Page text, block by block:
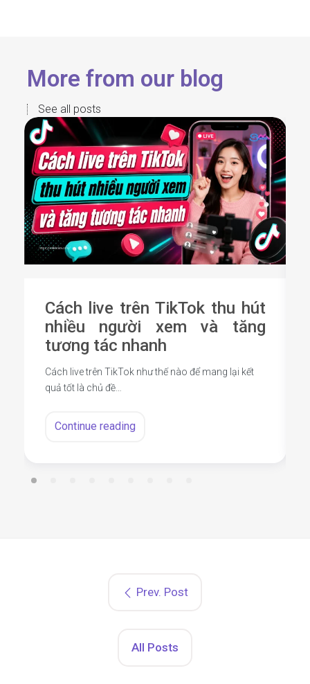
More from our blog
See all posts
Cách live trên TikTok thu hút
nhiều người xem và tăng
tương tác nhanh
Cách live trên TikTok như thế nào để mang lại kết
quả tốt là chủ đề…
Continue reading
Prev. Post
All Posts